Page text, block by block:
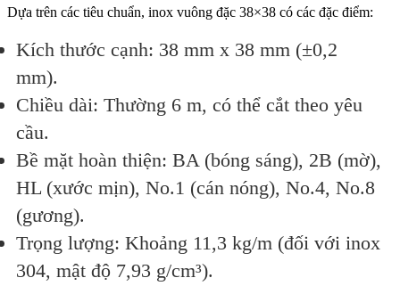
Dựa trên các tiêu chuẩn, inox vuông đặc 38×38 có các đặc điểm:
Kích thước cạnh: 38 mm x 38 mm (±0,2
mm).
Chiều dài: Thường 6 m, có thể cắt theo yêu
cầu.
Bề mặt hoàn thiện: BA (bóng sáng), 2B (mờ),
HL (xước mịn), No.1 (cán nóng), No.4, No.8
(gương).
Trọng lượng: Khoảng 11,3 kg/m (đối với inox
304, mật độ 7,93 g/cm³).